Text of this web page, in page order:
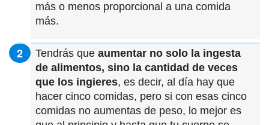
más o menos proporcional a una comida
más.
Tendrás que aumentar no solo la ingesta
de alimentos, sino la cantidad de veces
que los ingieres, es decir, al día hay que
hacer cinco comidas, pero si con esas cinco
comidas no aumentas de peso, lo mejor es